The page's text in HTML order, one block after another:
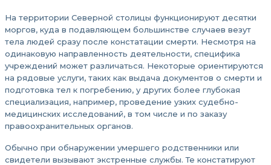
На территории Северной столицы функционируют десятки
моргов, куда в подавляющем большинстве случаев везут
тела людей сразу после констатации смерти. Несмотря на
одинаковую направленность деятельности, специфика
учреждений может различаться. Некоторые ориентируются
на рядовые услуги, таких как выдача документов о смерти и
подготовка тел к погребению, у других более глубокая
специализация, например, проведение узких судебно-
медицинских исследований, в том числе и по заказу
правоохранительных органов.
Обычно при обнаружении умершего родственники или
свидетели вызывают экстренные службы. Те констатируют